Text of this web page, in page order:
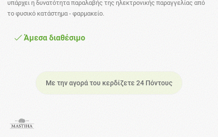
υπάρχει η δυνατότητα παραλαβής της ηλεκτρονικής παραγγελίας από
το φυσικό κατάστημα - φαρμακείο.
Άμεσα διαθέσιμο
Με την αγορά του κερδίζετε 24 Πόντους